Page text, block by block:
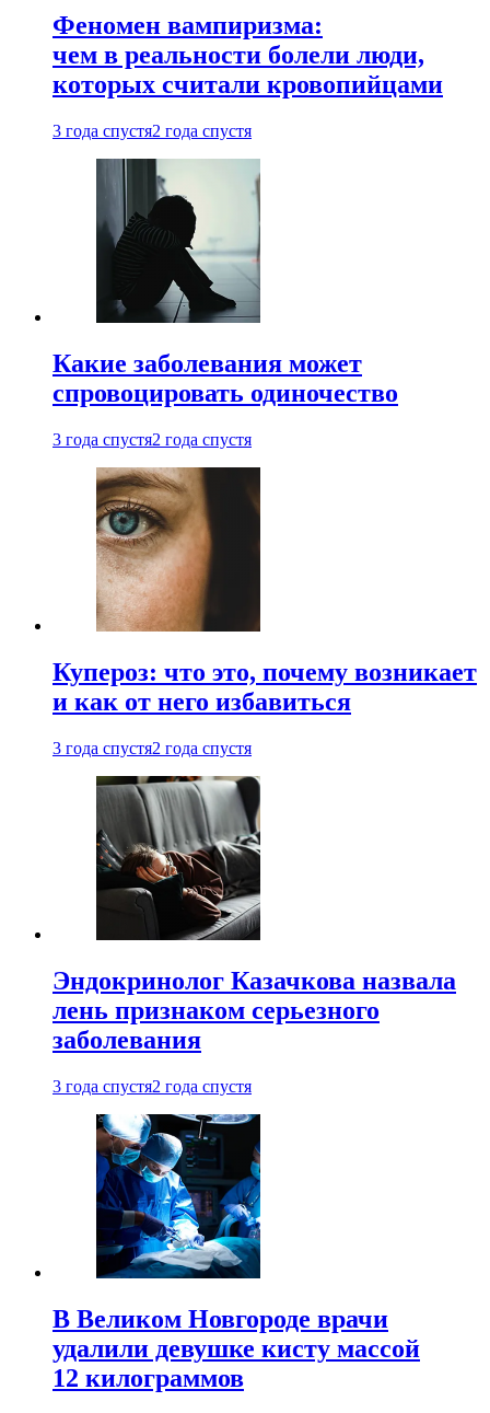
Феномен вампиризма:
чем в реальности болели люди,
которых считали кровопийцами
3 года спустя2 года спустя
Какие заболевания может
спровоцировать одиночество
3 года спустя2 года спустя
Купероз: что это, почему возникает
и как от него избавиться
3 года спустя2 года спустя
Эндокринолог Казачкова назвала
лень признаком серьезного
заболевания
3 года спустя2 года спустя
В Великом Новгороде врачи
удалили девушке кисту массой
12 килограммов